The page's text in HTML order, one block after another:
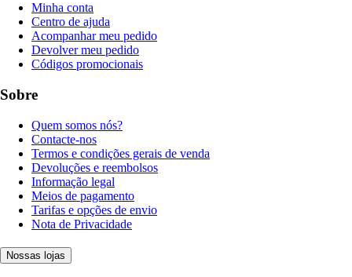
Minha conta
Centro de ajuda
Acompanhar meu pedido
Devolver meu pedido
Códigos promocionais
Sobre
Quem somos nós?
Contacte-nos
Termos e condições gerais de venda
Devoluções e reembolsos
Informação legal
Meios de pagamento
Tarifas e opções de envio
Nota de Privacidade
Nossas lojas